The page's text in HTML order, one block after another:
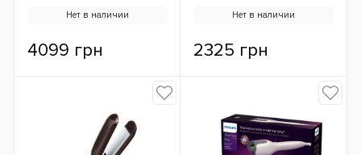
Нет в наличии
4099 грн
Нет в наличии
2325 грн